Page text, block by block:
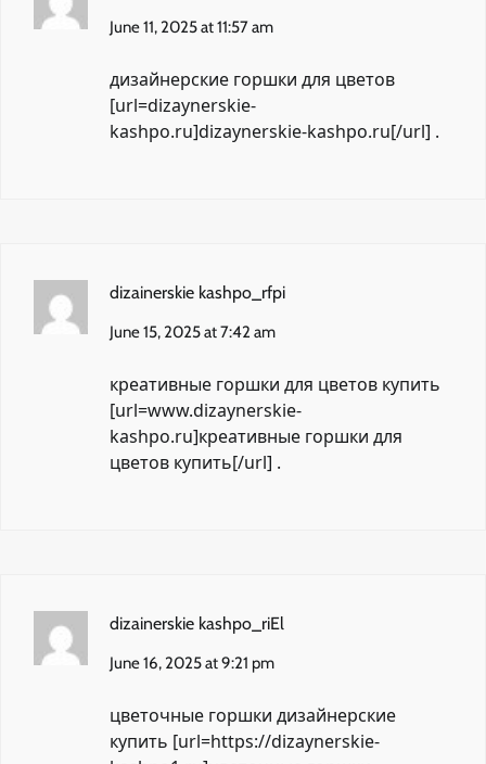
June 11, 2025 at 11:57 am
дизайнерские горшки для цветов
[url=dizaynerskie-
kashpo.ru]dizaynerskie-kashpo.ru[/url] .
dizainerskie kashpo_rfpi
June 15, 2025 at 7:42 am
креативные горшки для цветов купить
[url=www.dizaynerskie-
kashpo.ru]креативные горшки для
цветов купить[/url] .
dizainerskie kashpo_riEl
June 16, 2025 at 9:21 pm
цветочные горшки дизайнерские
купить [url=https://dizaynerskie-